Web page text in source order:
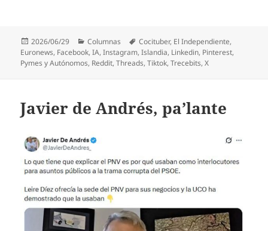
Publicado
el
2026/06/29 Categorías
Columnas Etiquetas
Cocituber, El Independiente,
Euronews, Facebook,IA,Instagram,Islandia, Linkedin, Pinterest,
Pymes y Autónomos, Reddit,Threads,Tiktok,Trecebits,X
Javier de Andrés, pa’lante